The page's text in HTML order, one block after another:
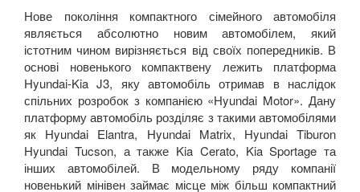
Нове покоління компактного сімейного автомобіля
являється абсолютно новим автомобілем, який
істотним чином вирізняється від своїх попередників. В
основі новенького компактвену лежить платформа
Hyundai-Kia J3, яку автомобіль отримав в наслідок
спільних розробок з компанією «Hyundai Motor».Дану
платформу автомобіль розділяє з такими автомобілями
як Hyundai Elantra, Hyundai Matrix, Hyundai Tiburon
Hyundai Tucson, а также Kia Cerato, Kia Sportage та
інших автомобілей. В модельному ряду компанії
новенький мінівен займає місце між більш компактний